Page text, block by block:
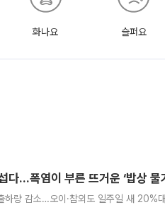
화나요 슬퍼요
다...폭염이 부른 뜨거운 ‘밥상
하량 감소…오이·참외도 일주일 새 20%